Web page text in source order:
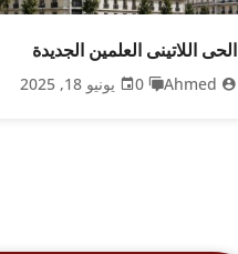
الحى اللاتينى العلمين الجديدة
Ahmed
0 يونيو 18, 2025